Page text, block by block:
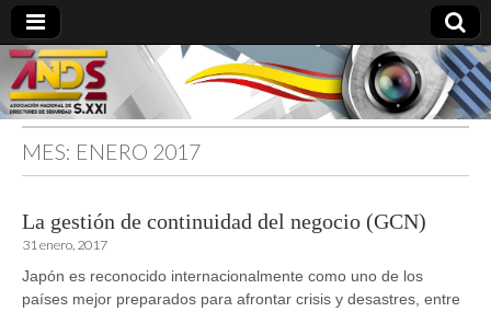
MES: ENERO 2017
La gestión de continuidad del negocio (GCN)
31 enero, 2017
Japón es reconocido internacionalmente como uno de los
países mejor preparados para afrontar crisis y desastres, entre